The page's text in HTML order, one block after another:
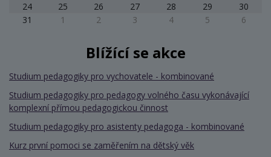
24
25 26 27 28 29
30
31
1 2 3 4 5 6
Blížící se akce
Studium pedagogiky pro vychovatele - kombinované
Studium pedagogiky pro pedagogy volného času vykonávající
komplexní přímou pedagogickou činnost
Studium pedagogiky pro asistenty pedagoga - kombinované
Kurz první pomoci se zaměřením na dětský věk